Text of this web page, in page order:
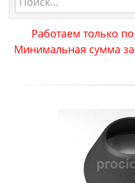
Работаем только
Минимальная сумма